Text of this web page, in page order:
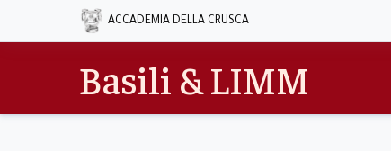
ACCADEMIA DELLA CRUSCA
Basili & LIMM